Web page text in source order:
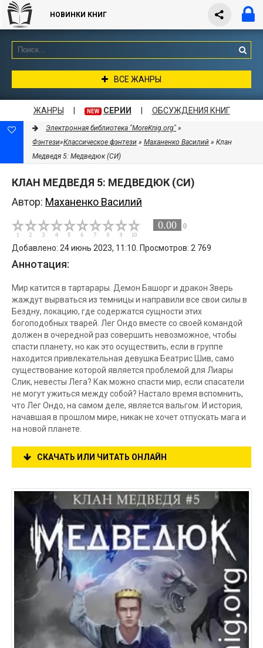
НОВИНКИ КНИГ
ВСЕ ЖАНРЫ
ЖАНРЫ NEW СЕРИИ ОБСУЖДЕНИЯ КНИГ
Электронная библиотека "MoreKnig.org" »
Фэнтези»Классическое фэнтези » Маханенко Василий » Клан
Медведя 5: Медведюк (СИ)
КЛАН МЕДВЕДЯ 5: МЕДВЕДЮК (СИ)
Автор: Маханенко Василий
0.00 0
Добавлено: 24 июнь 2023, 11:10. Просмотров: 2 769
Аннотация:
Мир катится в тартарары. Демон Башорг и дракон Зверь
жаждут вырваться из темницы и направили все свои силы в
Бездну, локацию, где содержатся сущности этих
богоподобных тварей. Лег Ондо вместе со своей командой
должен в очередной раз совершить невозможное, чтобы
спасти планету, но как это осуществить, если в группе
находится привлекательная девушка Беатрис Шив, само
существование которой является проблемой для Лиары
Слик, невесты Лега? Как можно спасти мир, если спасатели
не могут ужиться между собой? Настало время вспомнить,
что Лег Ондо, на самом деле, является вальгом. И история,
начавшая в прошлом мире, никак не хочет отпускать мага и
на новой планете.
СКАЧАТЬ ИЛИ ЧИТАТЬ ОНЛАЙН